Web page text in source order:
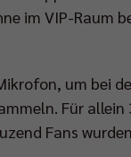
im VIP-Raum
um bei
Für allein
Fans